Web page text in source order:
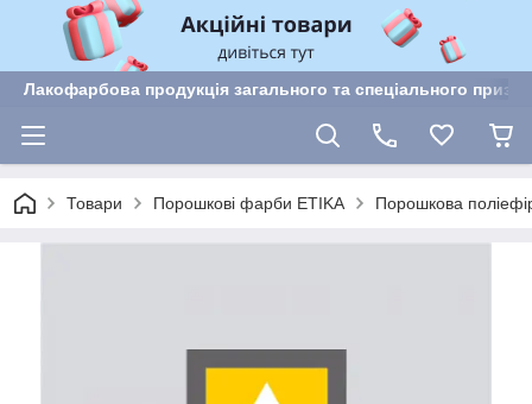
Лакофарбова продукція загального та спеціального
Товари Порошкові фарби ETIKA Порошкова